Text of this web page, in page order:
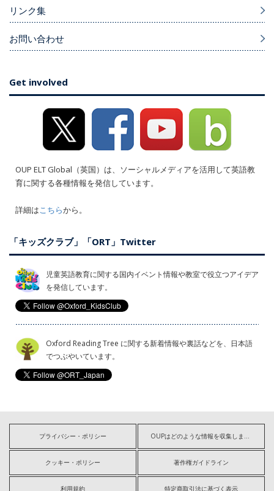
リンク集
お問い合わせ
Get involved
OUP ELT Global（英国）は、ソーシャルメディアを活用して英語教
育に関する各種情報を発信しています。
詳細はこちらから。
「キッズクラブ」「ORT」Twitter
児童英語教育に関する国内イベント情報や教室で役立つアイデア
を発信しています。
Oxford Reading Tree に関する新着情報や裏話などを、日本語
でつぶやいています。
プライバシー・ポリシー OUPはどのような情報を収集しますか?
クッキー・ポリシー 著作権ガイドライン
利用規約 特定商取引法に基づく表示